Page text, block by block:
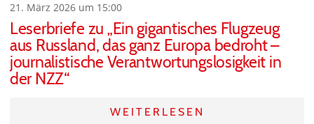
21. März 2026 um 15:00
Leserbriefe zu „Ein gigantisches Flugzeug
aus Russland, das ganz Europa bedroht –
journalistische Verantwortungslosigkeit in
der NZZ“
WEITERLESEN